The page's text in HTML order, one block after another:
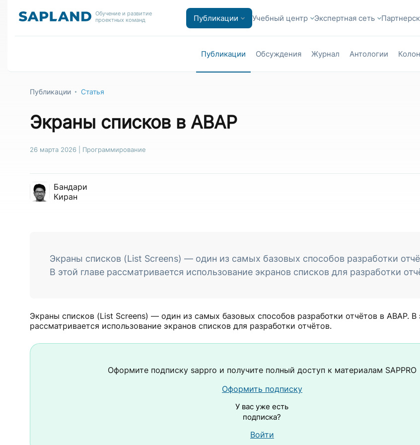
Обучение и развитие
проектных команд
Публикации Учебный центр Экспертная сеть
Публикации Обсуждения Журнал Антологии
Публикации Статья
Экраны списков в ABAP
26 марта 2026 Программирование
Бандари
Киран
Экраны списков (List Screens) — один из самых базовых способов разработки
В этой главе рассматривается использование экранов списков для разработки
Экраны списков (List Screens) — один из самых базовых способов разработки отчётов в ABAP. В
рассматривается использование экранов списков для разработки отчётов.
Оформите подписку sappro и получите полный доступ к материалам SAPPRO
Оформить подписку
У вас уже есть
подписка?
Войти